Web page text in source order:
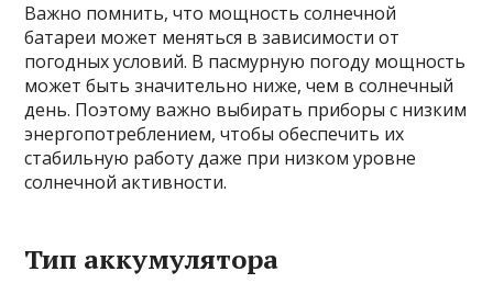
Важно помнить, что мощность солнечной
батареи может меняться в зависимости от
погодных условий. В пасмурную погоду мощность
может быть значительно ниже, чем в солнечный
день. Поэтому важно выбирать приборы с низким
энергопотреблением, чтобы обеспечить их
стабильную работу даже при низком уровне
солнечной активности.
Тип аккумулятора